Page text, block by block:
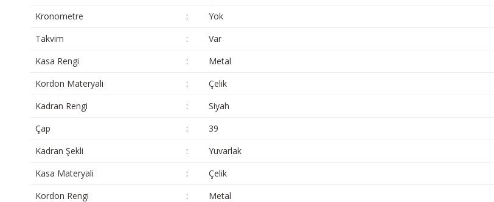
Kronometre
:
Yok
Takvim
:
Var
Kasa Rengi
:
Metal
Kordon Materyali
:
Çelik
Kadran Rengi
:
Siyah
Çap
:
39
Kadran Şekli
:
Yuvarlak
Kasa Materyali
:
Çelik
Kordon Rengi
:
Metal